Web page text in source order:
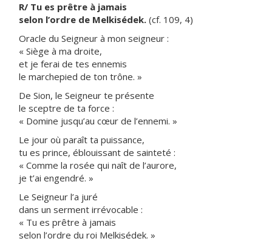
R/ Tu es prêtre à jamais
selon l’ordre de Melkisédek. (cf. 109, 4)
Oracle du Seigneur à mon seigneur :
« Siège à ma droite,
et je ferai de tes ennemis
le marchepied de ton trône. »
De Sion, le Seigneur te présente
le sceptre de ta force :
« Domine jusqu’au cœur de l’ennemi. »
Le jour où paraît ta puissance,
tu es prince, éblouissant de sainteté :
« Comme la rosée qui naît de l’aurore,
je t’ai engendré. »
Le Seigneur l’a juré
dans un serment irrévocable :
« Tu es prêtre à jamais
selon l’ordre du roi Melkisédek. »